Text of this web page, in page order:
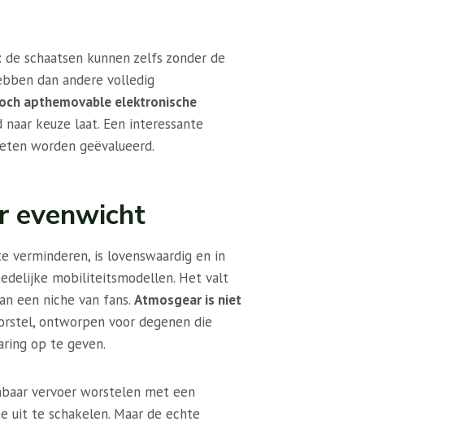
schaatsen kunnen zelfs zonder de
dan andere volledig
apthemovable elektronische
keuze laat. Een interessante
worden geëvalueerd.
evenwicht
verminderen, is lovenswaardig en in
mobiliteitsmodellen. Het valt
een niche van fans. Atmosgear is niet
ontworpen voor degenen die
op te geven.
vervoer worstelen met een
uit te schakelen. Maar de echte